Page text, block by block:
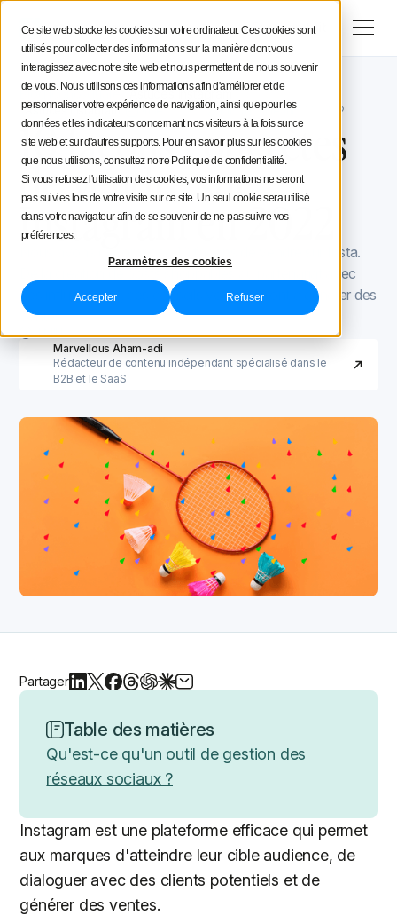
Ce site web stocke les cookies sur votre ordinateur. Ces cookies sont
utilisés pour collecter des informations sur la manière dont vous
interagissez avec notre site web et nous permettent de nous souvenir
de vous. Nous utilisons ces informations afin d'améliorer et de
personnaliser votre expérience de navigation, ainsi que pour les
données et les indicateurs concernant nos visiteurs à la fois sur ce
site web et sur d'autres supports. Pour en savoir plus sur les cookies
que nous utilisons, consultez notre Politique de confidentialité.
Si vous refusez l'utilisation des cookies, vos informations ne seront
pas suivies lors de votre visite sur ce site. Un seul cookie sera utilisé
dans votre navigateur afin de se souvenir de ne pas suivre vos
préférences.
Paramètres des cookies
Accepter Refuser
Essai gratuit
Menu
Stratégie social media
Conseils aux créateurs
Iconosquare
Blog Iconosquare Astuces Instagram
Astuces Instagram June 22, 2022 Mis à jour leJuly 22, 2022
10 façons concrètes
de vendre sur
Instagram en 2022
Nous avons décomposé 10 façons de vendre sur Insta.
De la création de posts shoppables au partenariat avec
des influenceurs, ces conseils vous aideront à générer des
ventes.
11 MIN.
Marvellous Aham-adi
Rédacteur de contenu indépendant spécialisé dans le
B2B et le SaaS
Partager
Table des matières
Qu'est-ce qu'un outil de gestion des
réseaux sociaux ?
Instagram est une plateforme efficace qui permet
aux marques d'atteindre leur cible audience, de
dialoguer avec des clients potentiels et de
générer des ventes.